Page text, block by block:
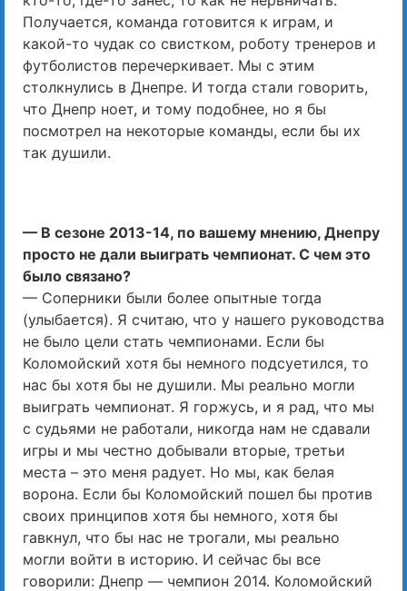
Получается, команда готовится к играм, и
какой-то чудак со свистком, роботу тренеров и
футболистов перечеркивает. Мы с этим
столкнулись в Днепре. И тогда стали говорить,
что Днепр ноет, и тому подобнее, но я бы
посмотрел на некоторые команды, если бы их
так душили.
— В сезоне 2013-14, по вашему мнению, Днепру
просто не дали выиграть чемпионат. С чем это
было связано?
— Соперники были более опытные тогда
(улыбается). Я считаю, что у нашего руководства
не было цели стать чемпионами. Если бы
Коломойский хотя бы немного подсуетился, то
нас бы хотя бы не душили. Мы реально могли
выиграть чемпионат. Я горжусь, и я рад, что мы
с судьями не работали, никогда нам не сдавали
игры и мы честно добывали вторые, третьи
места – это меня радует. Но мы, как белая
ворона. Если бы Коломойский пошел бы против
своих принципов хотя бы немного, хотя бы
гавкнул, что бы нас не трогали, мы реально
могли войти в историю. И сейчас бы все
говорили: Днепр — чемпион 2014. Коломойский